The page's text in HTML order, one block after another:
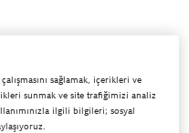
bilgiye mi ihtiyacınız
iletişime geçin!
sağlamak, içerikleri ve
sunmak ve site trafiğimizi analiz
ilgili bilgileri; sosyal